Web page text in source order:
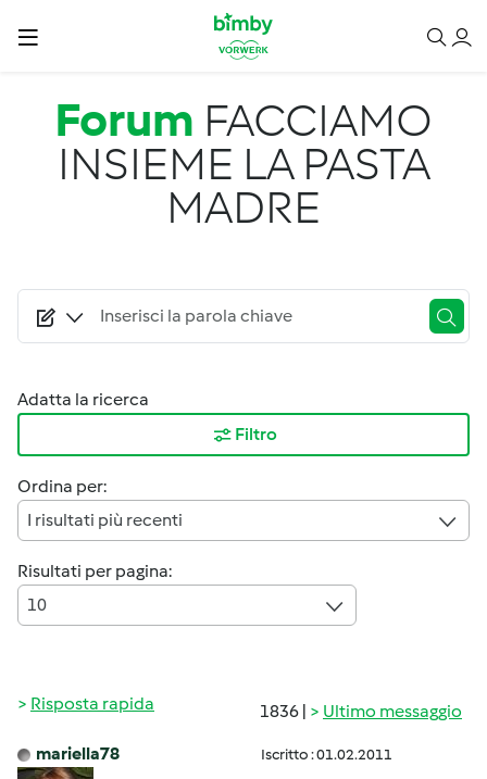
Salta al contenuto principale
Forum FACCIAMO
INSIEME LA PASTA
MADRE
Adatta la ricerca
Filtro
Ordina per:
I risultati più recenti
Risultati per pagina:
10
1836 | Ultimo messaggio
Risposta rapida
mariella78 Iscritto : 01.02.2011